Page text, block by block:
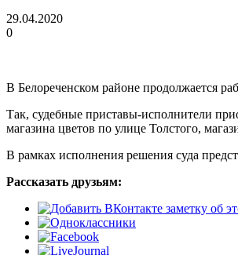
29.04.2020
0
В Белореченском районе продолжается
Так, судебные приставы-исполнители
магазина цветов по улице Толстого,
В рамках исполнения решения суда
Рассказать друзьям: